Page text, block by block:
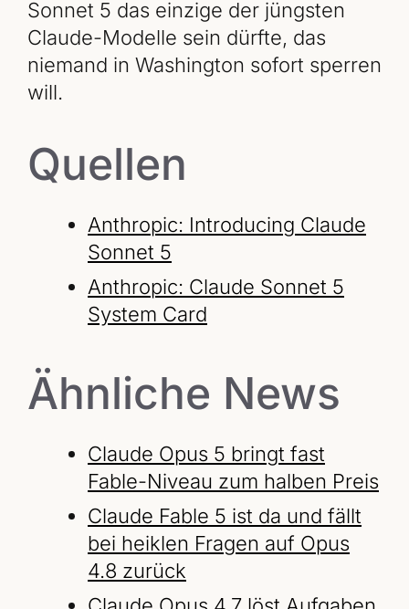
Sonnet 5 das einzige der jüngsten
Claude-Modelle sein dürfte, das
niemand in Washington sofort sperren
will.
Quellen
Anthropic: Introducing Claude
Sonnet 5
Anthropic: Claude Sonnet 5
System Card
Ähnliche News
Claude Opus 5 bringt fast
Fable-Niveau zum halben Preis
Claude Fable 5 ist da und fällt
bei heiklen Fragen auf Opus
4.8 zurück